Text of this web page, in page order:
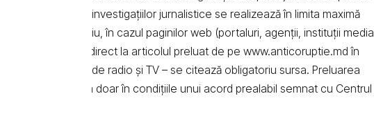
textelor știrilor și a investigațiilor jurnalistice se realizează în limita maximă
În mod obligatoriu, în cazul paginilor web (portaluri, agenții, instituţii media
indicat şi linkul direct la articolul preluat de pe www.anticoruptie.md în
în cazul posturilor de radio și TV – se citează obligatoriu sursa. Preluarea
se poate realiza doar în condiţiile unui acord prealabil semnat cu Centrul